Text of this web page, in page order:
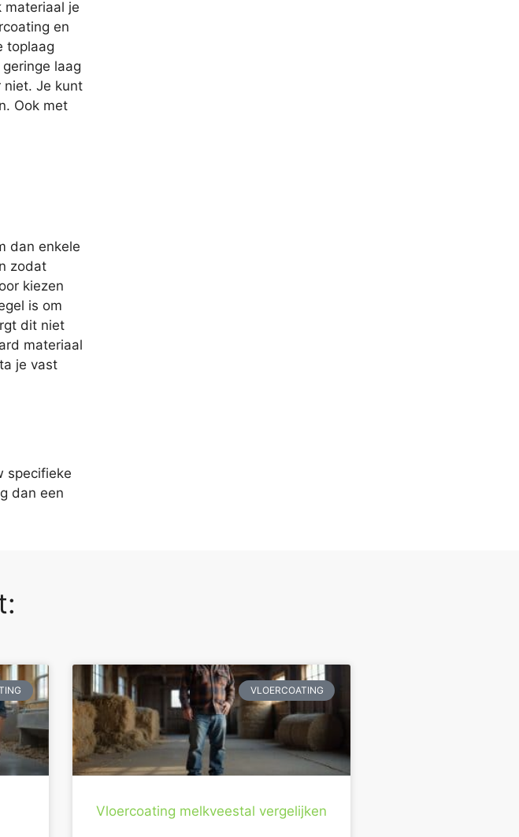
materiaal je
en
toplaag
laag
niet. Je kunt
Ook met
dan enkele
zodat
kiezen
is om
dit niet
materiaal
je vast
specifieke
dan een
VLOERCOATING
Vloercoating melkveestal vergelijken